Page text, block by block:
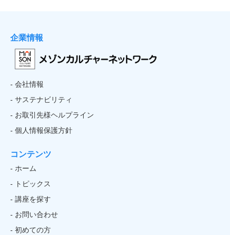
企業情報
- 会社情報
- サステナビリティ
- お取引先様ヘルプライン
- 個人情報保護方針
コンテンツ
- ホーム
- トピックス
- 講座を探す
- お問い合わせ
- 初めての方